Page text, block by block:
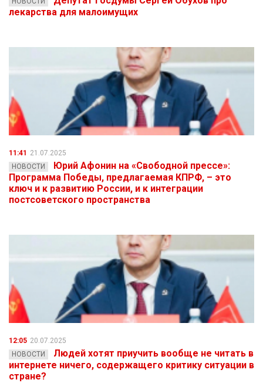
лекарства для малоимущих
11:41
21.07.2025
НОВОСТИ
Юрий Афонин на «Свободной прессе»:
Программа Победы, предлагаемая КПРФ, – это
ключ и к развитию России, и к интеграции
постсоветского пространства
12:05 20.07.2025
НОВОСТИ
Людей хотят приучить вообще не читать в
интернете ничего, содержащего критику ситуации в
стране?